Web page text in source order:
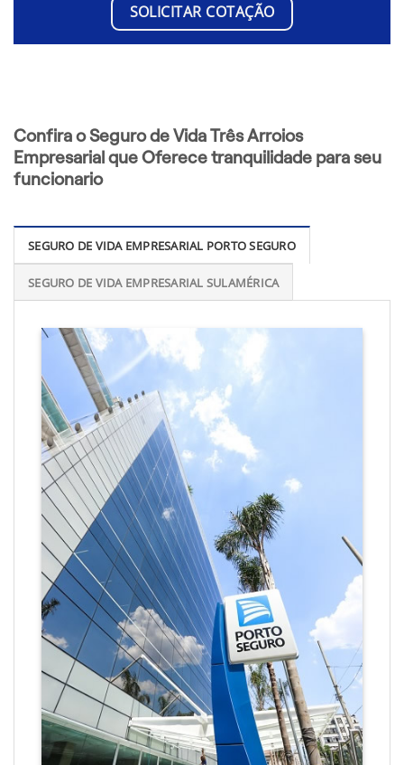
SOLICITAR COTAÇÃO
Confira o Seguro de Vida Três Arroios
Empresarial que Oferece tranquilidade para seu
funcionario
SEGURO DE VIDA EMPRESARIAL PORTO SEGURO
SEGURO DE VIDA EMPRESARIAL SULAMÉRICA